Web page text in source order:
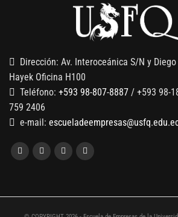
Gobernanza de datos
Finanzas para no financieros
Dirección: Av. Interoceánica S/N y
Hayek Oficina H100
Teléfono: +593 98-807-8887 / +593 98-
759 2406
e-mail: